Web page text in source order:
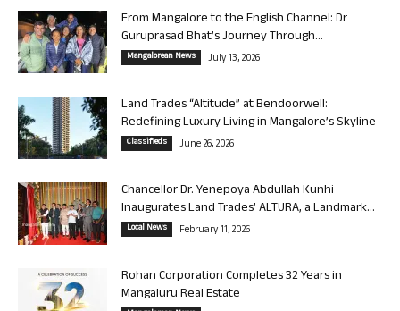
From Mangalore to the English Channel: Dr
Guruprasad Bhat’s Journey Through...
Mangalorean News July 13, 2026
Land Trades “Altitude” at Bendoorwell:
Redefining Luxury Living in Mangalore’s Skyline
Classifieds June 26, 2026
Chancellor Dr. Yenepoya Abdullah Kunhi
Inaugurates Land Trades’ ALTURA, a Landmark...
Local News February 11, 2026
Rohan Corporation Completes 32 Years in
Mangaluru Real Estate